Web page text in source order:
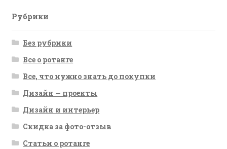
Рубрики
Без рубрики
Все о ротанге
Все, что нужно знать до покупки
Дизайн — проекты
Дизайн и интерьер
Скидка за фото-отзыв
Статьи о ротанге